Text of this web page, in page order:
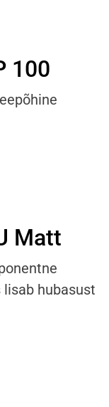
100
Matt
hubasust